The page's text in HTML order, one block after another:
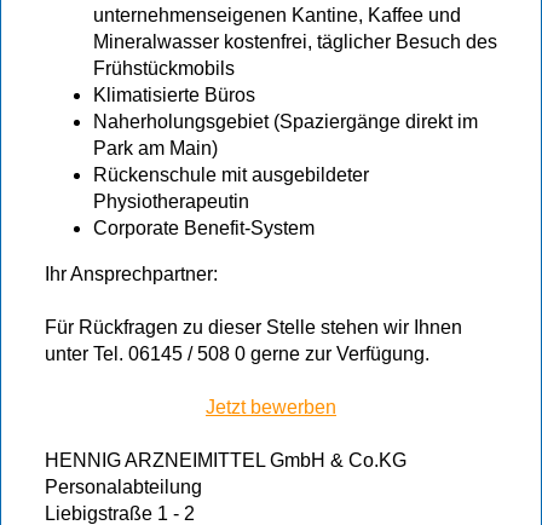
unternehmenseigenen Kantine, Kaffee und
Mineralwasser kostenfrei, täglicher Besuch des
Frühstückmobils
Klimatisierte Büros
Naherholungsgebiet (Spaziergänge direkt im
Park am Main)
Rückenschule mit ausgebildeter
Physiotherapeutin
Corporate Benefit-System
Ihr Ansprechpartner:
Für Rückfragen zu dieser Stelle stehen wir Ihnen
unter Tel. 06145 / 508 0 gerne zur Verfügung.
Jetzt bewerben
HENNIG ARZNEIMITTEL GmbH & Co.KG
Personalabteilung
Liebigstraße 1 - 2